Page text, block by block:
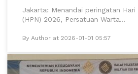
Jakarta: Menandai peringatan Hari
(HPN) 2026, Persatuan Warta...
By Author at 2026-01-01 05:57